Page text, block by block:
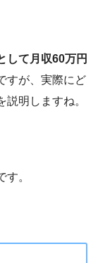
して月収60万円
すが、実際にど
明しますね。
。